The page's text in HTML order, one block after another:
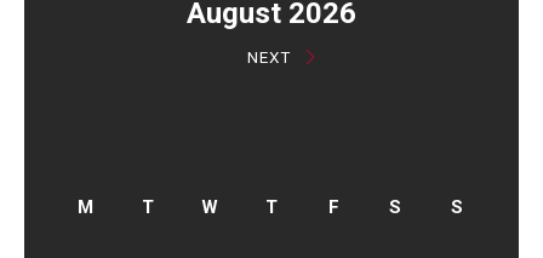
August 2026
NEXT